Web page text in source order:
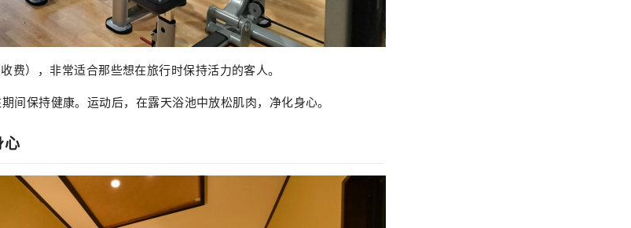
费），非常适合那些想在旅行时保持活力的客人。
间保持健康。运动后，在露天浴池中放松肌肉，净化身心。
心